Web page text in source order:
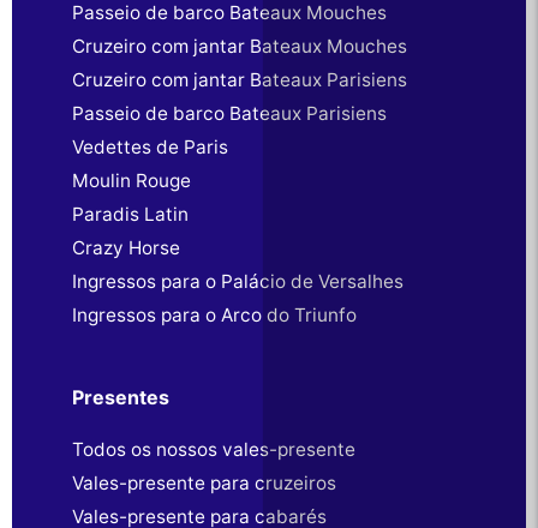
Passeio de barco Bateaux Mouches
Cruzeiro com jantar Bateaux Mouches
Cruzeiro com jantar Bateaux Parisiens
Passeio de barco Bateaux Parisiens
Vedettes de Paris
Moulin Rouge
Paradis Latin
Crazy Horse
Ingressos para o Palácio de Versalhes
Ingressos para o Arco do Triunfo
Presentes
Todos os nossos vales-presente
Vales-presente para cruzeiros
Vales-presente para cabarés